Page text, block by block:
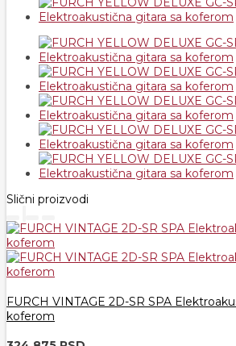
Slični proizvodi
FURCH VINTAGE 2D-SR SPA
koferom